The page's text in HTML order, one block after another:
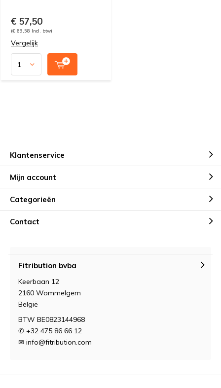
€ 57,50
(€ 69,58 Incl. btw)
Vergelijk
Klantenservice
Mijn account
Categorieën
Contact
Fitribution bvba
Keerbaan 12
2160 Wommelgem
België
BTW BE0823144968
✆ +32 475 86 66 12
✉ info@fitribution.com